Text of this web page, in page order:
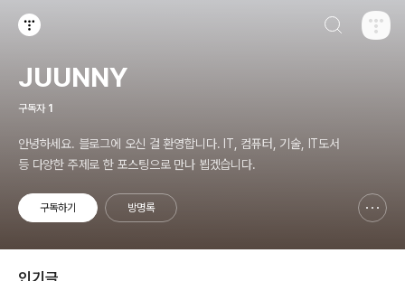
JUUNNY
구독자 1
안녕하세요. 블로그에 오신 걸 환영합니다. IT, 컴퓨터, 기술, IT도서
등 다양한 주제로 한 포스팅으로 만나 뵙겠습니다.
구독하기 방명록